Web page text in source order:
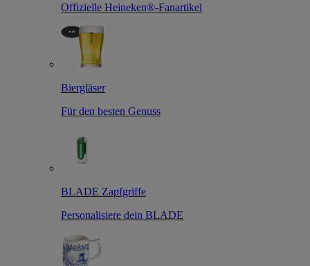
Offizielle Heineken®-Fanartikel
Biergläser
Für den besten Genuss
BLADE Zapfgriffe
Personalisiere dein BLADE